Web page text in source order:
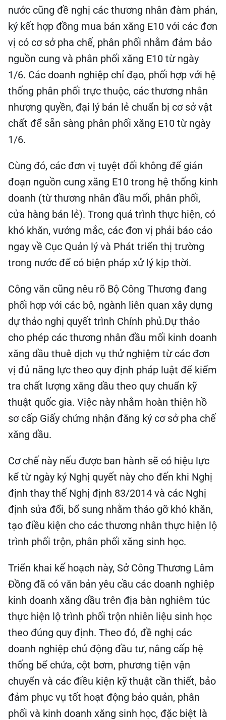
nước cũng đề nghị các thương nhân đàm phán,
ký kết hợp đồng mua bán xăng E10 với các đơn
vị có cơ sở pha chế, phân phối nhằm đảm bảo
nguồn cung và phân phối xăng E10 từ ngày
1/6. Các doanh nghiệp chỉ đạo, phối hợp với hệ
thống phân phối trực thuộc, các thương nhân
nhượng quyền, đại lý bán lẻ chuẩn bị cơ sở vật
chất để sẵn sàng phân phối xăng E10 từ ngày
1/6.
Cùng đó, các đơn vị tuyệt đối không để gián
đoạn nguồn cung xăng E10 trong hệ thống kinh
doanh (từ thương nhân đầu mối, phân phối,
cửa hàng bán lẻ). Trong quá trình thực hiện, có
khó khăn, vướng mắc, các đơn vị phải báo cáo
ngay về Cục Quản lý và Phát triển thị trường
trong nước để có biện pháp xử lý kịp thời.
Công văn cũng nêu rõ Bộ Công Thương đang
phối hợp với các bộ, ngành liên quan xây dựng
dự thảo nghị quyết trình Chính phủ.Dự thảo
cho phép các thương nhân đầu mối kinh doanh
xăng dầu thuê dịch vụ thử nghiệm từ các đơn
vị đủ năng lực theo quy định pháp luật để kiểm
tra chất lượng xăng dầu theo quy chuẩn kỹ
thuật quốc gia. Việc này nhằm hoàn thiện hồ
sơ cấp Giấy chứng nhận đăng ký cơ sở pha chế
xăng dầu.
Cơ chế này nếu được ban hành sẽ có hiệu lực
kể từ ngày ký Nghị quyết này cho đến khi Nghị
định thay thế Nghị định 83/2014 và các Nghị
định sửa đổi, bổ sung nhằm tháo gỡ khó khăn,
tạo điều kiện cho các thương nhân thực hiện lộ
trình phối trộn, phân phối xăng sinh học.
Triển khai kế hoạch này, Sở Công Thương Lâm
Đồng đã có văn bản yêu cầu các doanh nghiệp
kinh doanh xăng dầu trên địa bàn nghiêm túc
thực hiện lộ trình phối trộn nhiên liệu sinh học
theo đúng quy định. Theo đó, đề nghị các
doanh nghiệp chủ động đầu tư, nâng cấp hệ
thống bể chứa, cột bơm, phương tiện vận
chuyển và các điều kiện kỹ thuật cần thiết, bảo
đảm phục vụ tốt hoạt động bảo quản, phân
phối và kinh doanh xăng sinh học, đặc biệt là